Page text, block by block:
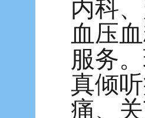
内科
血压
服务
真倾
痛、